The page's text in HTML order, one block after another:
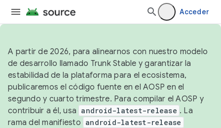
Acceder
A partir de 2026, para alinearnos con nuestro modelo
de desarrollo llamado Trunk Stable y garantizar la
estabilidad de la plataforma para el ecosistema,
publicaremos el código fuente en el AOSP en el
segundo y cuarto trimestre. Para compilar el AOSP y
contribuir a él, usa android-latest-release . La
rama del manifiesto android-latest-release